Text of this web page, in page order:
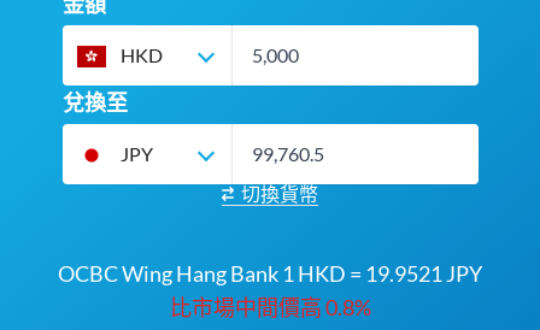
HKD
兌換至
JPY
切換貨幣
OCBC Wing Hang Bank 1 HKD = 19.9521 JPY
比市場中間價高 0.8%